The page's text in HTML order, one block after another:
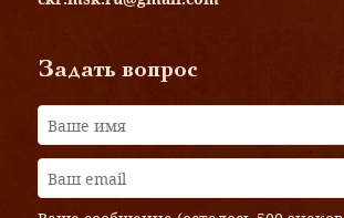
Задать вопрос